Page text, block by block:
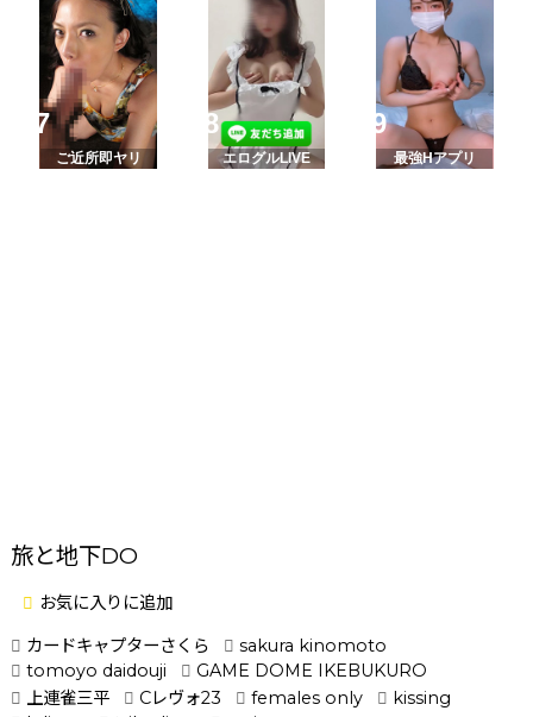
ご近所即ヤリ エログルLIVE 最強Hアプリ
旅と地下DO
お気に入りに追加
カードキャプターさくら
sakura kinomoto
tomoyo daidouji
GAME DOME IKEBUKURO
上連雀三平
Cレヴォ23 females only
kissing